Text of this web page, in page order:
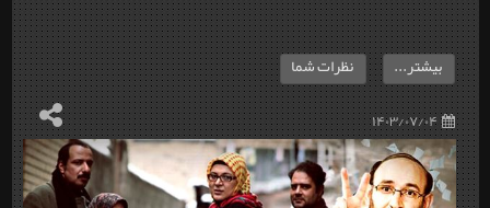
۱۴۰۳/۰۷/۰۴
بیشتر... نظرات شما